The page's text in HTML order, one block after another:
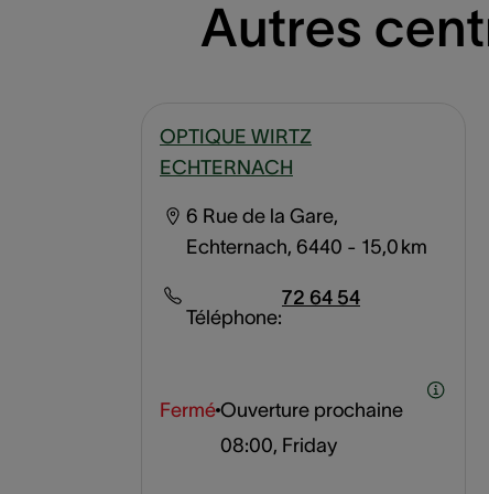
Autres
OPTIQUE WIRTZ
ECHTERNACH
6 Rue de la Gare,
Echternach, 6440 - 15,0 km
Téléphone:
72 64 54
Fermé Ouverture prochaine
08:00, Friday